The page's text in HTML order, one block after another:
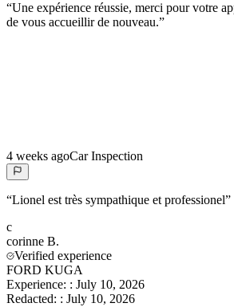
“Une expérience réussie, merci pour votre
de vous accueillir de nouveau.”
4 weeks agoCar Inspection
“Lionel est très sympathique et professionel”
c
corinne B.
Verified experience
FORD KUGA
Experience: : July 10, 2026
Redacted: : July 10, 2026